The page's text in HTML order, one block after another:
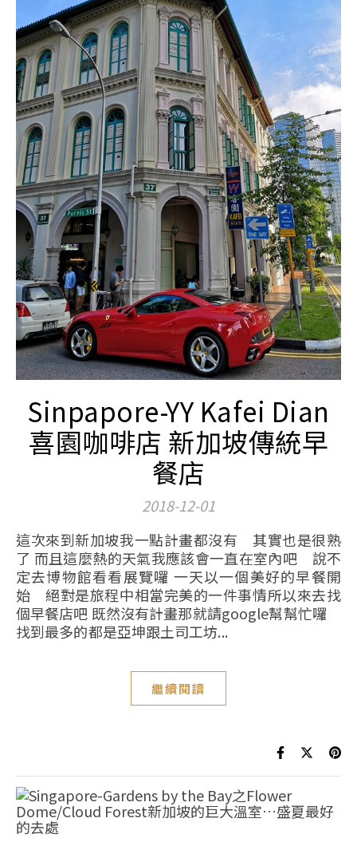
Sinpapore-YY Kafei Dian
喜園咖啡店 新加坡傳統早
餐店
2018-12-01
這次來到新加坡我一點計畫都沒有 其實也是很熟
了 而且這麼熱的天氣我應該會一直在室內吧 說不
定去博物館看看展覽囉 一天以一個美好的早餐開
始 絕對是旅程中相當完美的一件事情所以來去找
個早餐店吧 既然沒有計畫那就請google幫幫忙囉
找到最多的都是亞坤跟土司工坊...
繼續閱讀